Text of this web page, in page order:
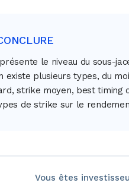
le niveau du sous-
existe plusieurs types, du
strike moyen, best timing
de strike sur le
Vous êtes